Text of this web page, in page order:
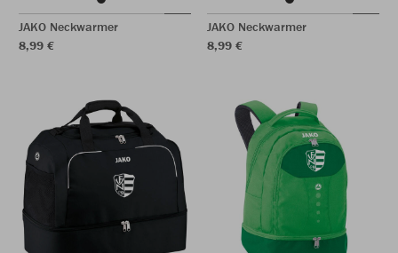
JAKO Neckwarmer
8,99 €
JAKO Neckwarmer
8,99 €